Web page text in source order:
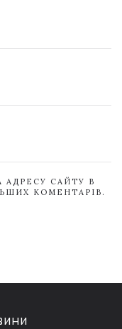
АДРЕСУ САЙТУ В
КОМЕНТАРІВ.